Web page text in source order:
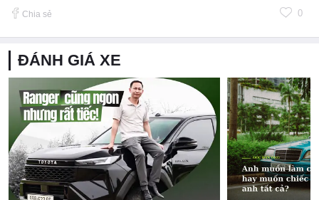
Chia sẻ 0
ĐÁNH GIÁ XE